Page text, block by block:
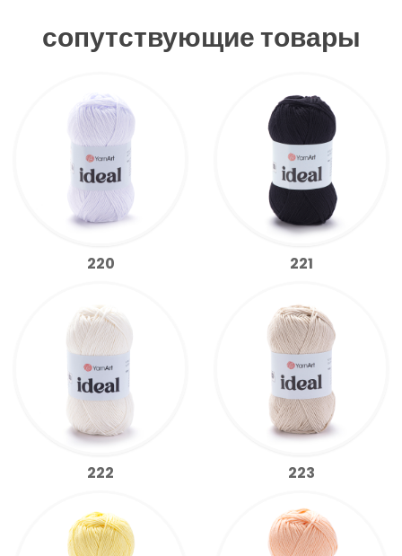
сопутствующие товары
220 221
222 223